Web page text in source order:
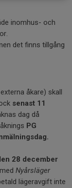
inomhus- och
det finns tillgång
åkare) skall
senast 11
dag då
PG
28 december
Nyårsläger
lägeravgift inte